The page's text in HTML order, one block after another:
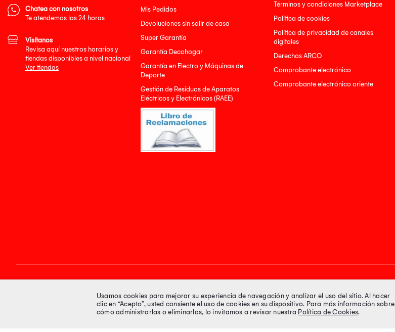
Mis Pedidos
Devoluciones sin salir de casa
Super Garantía
Garantía Decohogar
Garantía en Electro y Máquinas de
Deporte
Gestión de Residuos de Aparatos
Eléctricos y Electrónicos (RAEE)
Términos y condiciones Marketplace
Política de cookies
Política de privacidad de canales
digitales
Derechos ARCO
Comprobante electrónico
Comprobante electrónico oriente
Chatea con nosotros
Te atendemos las 24 horas
Visítanos
Revisa aquí nuestros horarios y
tiendas disponibles a nivel nacional
Ver tiendas
Síguenos en Medios de pago
Usamos cookies para mejorar su experiencia de navegación y analizar el uso del sitio. Al hacer
clic en “Acepto”, usted consiente el uso de cookies en su dispositivo. Para más información sobre
cómo administrarlas o eliminarlas, lo invitamos a revisar nuestra Política de Cookies.